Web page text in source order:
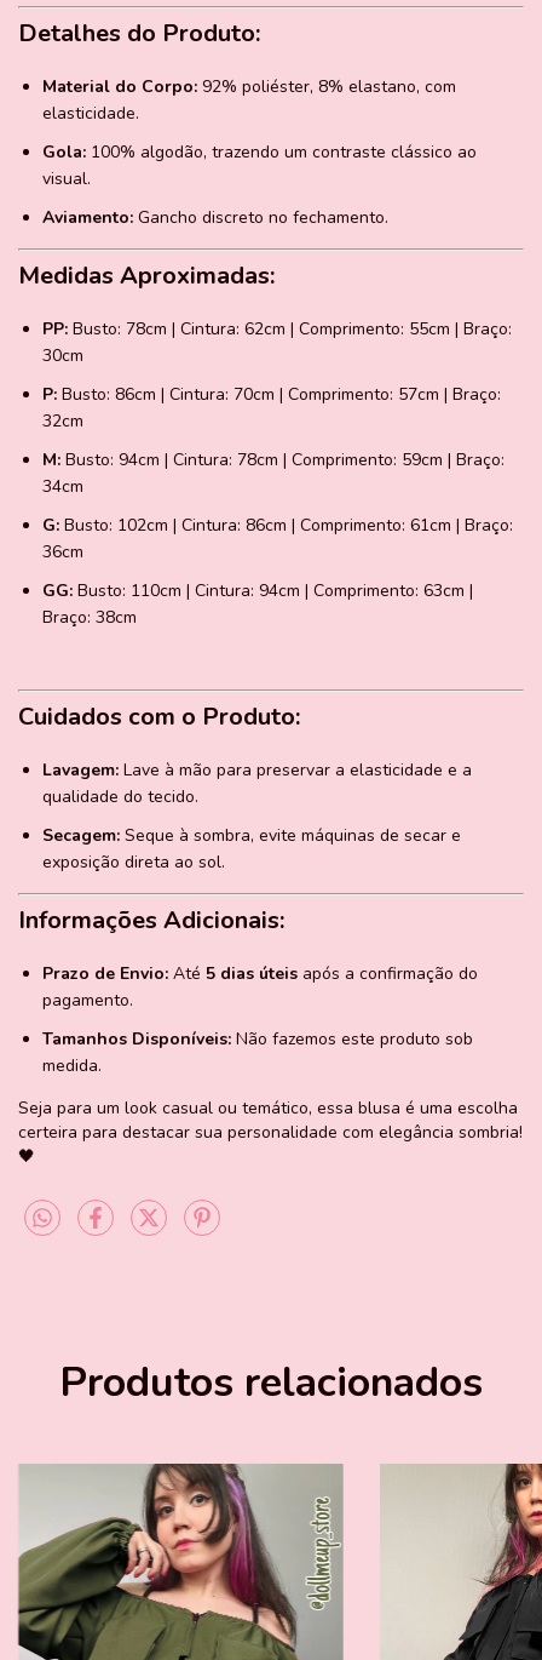
Detalhes do Produto:
Material do Corpo: 92% poliéster, 8% elastano, com
elasticidade.
Gola: 100% algodão, trazendo um contraste clássico ao
visual.
Aviamento: Gancho discreto no fechamento.
Medidas Aproximadas:
PP: Busto: 78cm | Cintura: 62cm | Comprimento: 55cm | Braço:
30cm
P: Busto: 86cm | Cintura: 70cm | Comprimento: 57cm | Braço:
32cm
M: Busto: 94cm | Cintura: 78cm | Comprimento: 59cm | Braço:
34cm
G: Busto: 102cm | Cintura: 86cm | Comprimento: 61cm | Braço:
36cm
GG: Busto: 110cm | Cintura: 94cm | Comprimento: 63cm |
Braço: 38cm
Cuidados com o Produto:
Lavagem: Lave à mão para preservar a elasticidade e a
qualidade do tecido.
Secagem: Seque à sombra, evite máquinas de secar e
exposição direta ao sol.
Informações Adicionais:
Prazo de Envio: Até 5 dias úteis após a confirmação do
pagamento.
Tamanhos Disponíveis: Não fazemos este produto sob
medida.
Seja para um look casual ou temático, essa blusa é uma escolha
certeira para destacar sua personalidade com elegância sombria!
🖤
Produtos relacionados